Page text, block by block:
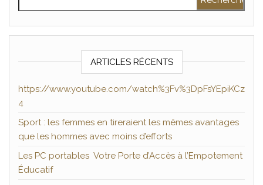
ARTICLES RÉCENTS
https://www.youtube.com/watch%3Fv%3DpFsYEpiKCz
4
Sport : les femmes en tireraient les mêmes avantages
que les hommes avec moins d’efforts
Les PC portables Votre Porte d’Accès à l’Empotement
Éducatif